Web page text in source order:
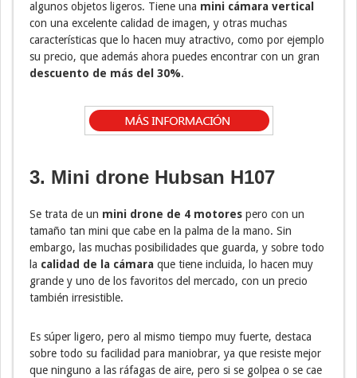
algunos objetos ligeros. Tiene una mini cámara vertical
con una excelente calidad de imagen, y otras muchas
características que lo hacen muy atractivo, como por ejemplo
su precio, que además ahora puedes encontrar con un gran
descuento de más del 30%.
3. Mini drone Hubsan H107
Se trata de un mini drone de 4 motores pero con un
tamaño tan mini que cabe en la palma de la mano. Sin
embargo, las muchas posibilidades que guarda, y sobre todo
la calidad de la cámara que tiene incluida, lo hacen muy
grande y uno de los favoritos del mercado, con un precio
también irresistible.
Es súper ligero, pero al mismo tiempo muy fuerte, destaca
sobre todo su facilidad para maniobrar, ya que resiste mejor
que ninguno a las ráfagas de aire, pero si se golpea o se cae